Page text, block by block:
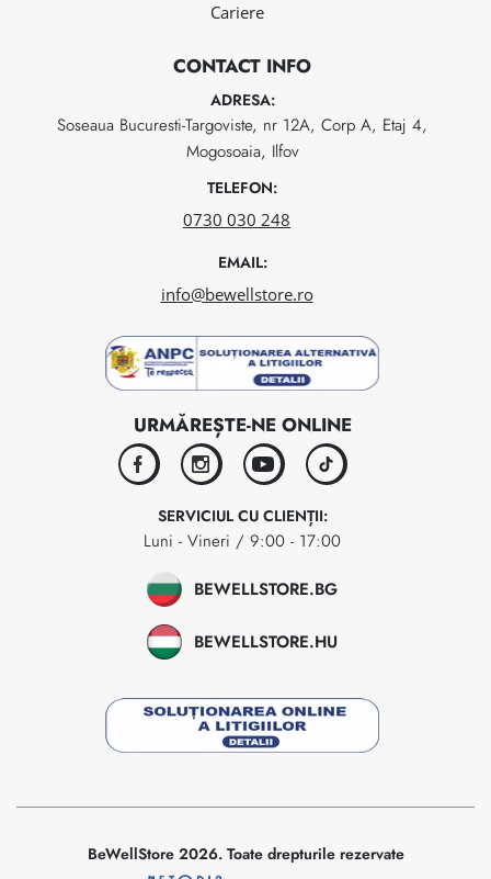
Cariere
CONTACT INFO
ADRESA:
Soseaua Bucuresti-Targoviste, nr 12A, Corp A, Etaj 4,
Mogosoaia, Ilfov
TELEFON:
0730 030 248
EMAIL:
info@bewellstore.ro
URMĂREȘTE-NE ONLINE
facebookinstagramyoutubetiktok
SERVICIUL CU CLIENȚII:
Luni - Vineri / 9:00 - 17:00
BEWELLSTORE.BG
BEWELLSTORE.HU
BeWellStore 2026. Toate drepturile rezervate